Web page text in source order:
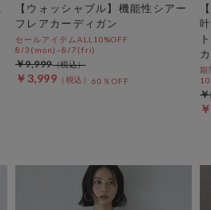
【ウォッシャブル】機能性シアー
フレアカーディガン
セールアイテムALL10%OFF
8/3(mon)~8/7(fri)
￥3,999 60％OFF
￥9,999
期